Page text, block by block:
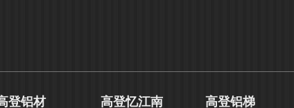
登铝材 高登忆江南 高登铝梯